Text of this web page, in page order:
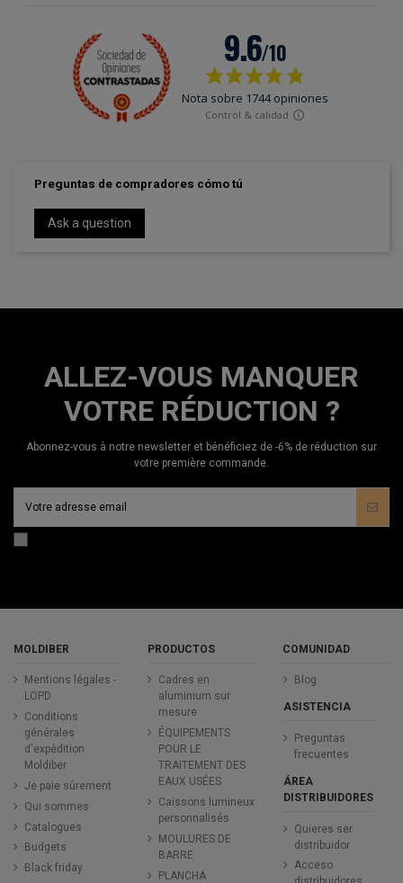
Preguntas de compradores cómo tú
Ask a question
ALLEZ-VOUS MANQUER
VOTRE RÉDUCTION ?
Abonnez-vous à notre newsletter et bénéficiez de -6% de réduction sur
votre première commande.
MOLDIBER
Mentions légales -
LOPD
Conditions
générales
d'expédition
Moldiber
Je paie sûrement
Qui sommes
Catalogues
Budgets
Black friday
PRODUCTOS
Cadres en
aluminium sur
mesure
ÉQUIPEMENTS
POUR LE
TRAITEMENT DES
EAUX USÉES
Caissons lumineux
personnalisés
MOULURES DE
BARRE
PLANCHA
COMUNIDAD
Blog
ASISTENCIA
Preguntas
frecuentes
ÁREA
DISTRIBUIDORES
Quieres ser
distribuidor
Acceso